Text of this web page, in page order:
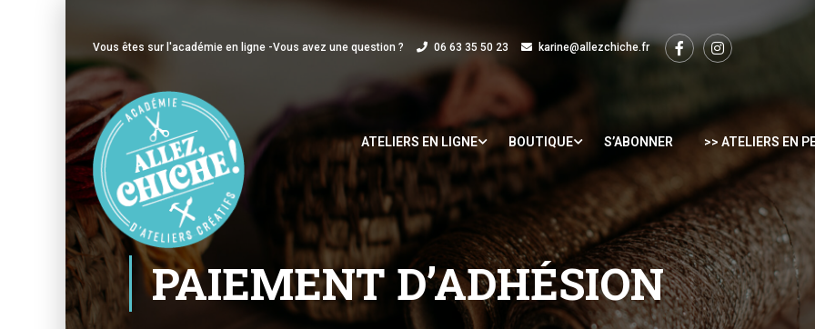
Vous êtes sur l'académie en ligne -Vous avez une question ? 06 63 35 50 23 karine@allezchiche.fr
ATELIERS EN LIGNE BOUTIQUE S’ABONNER >> ATELIERS EN
PAIEMENT D’ADHÉSION